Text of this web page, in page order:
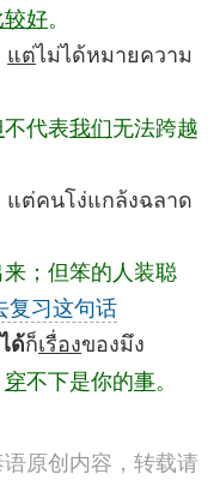
较好。
แต่ไม่ได้หมายความ
不代表我们无法跨越
ต่คนโง่แกล้งฉลาด
；但笨的人装聪
复习这句话
ด้ก็เรื่องของมึง
穿不下是你的事。
原创内容，转载请